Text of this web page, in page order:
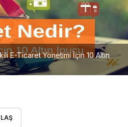
E-Ticaret Yönetimi İçin 10 Altın